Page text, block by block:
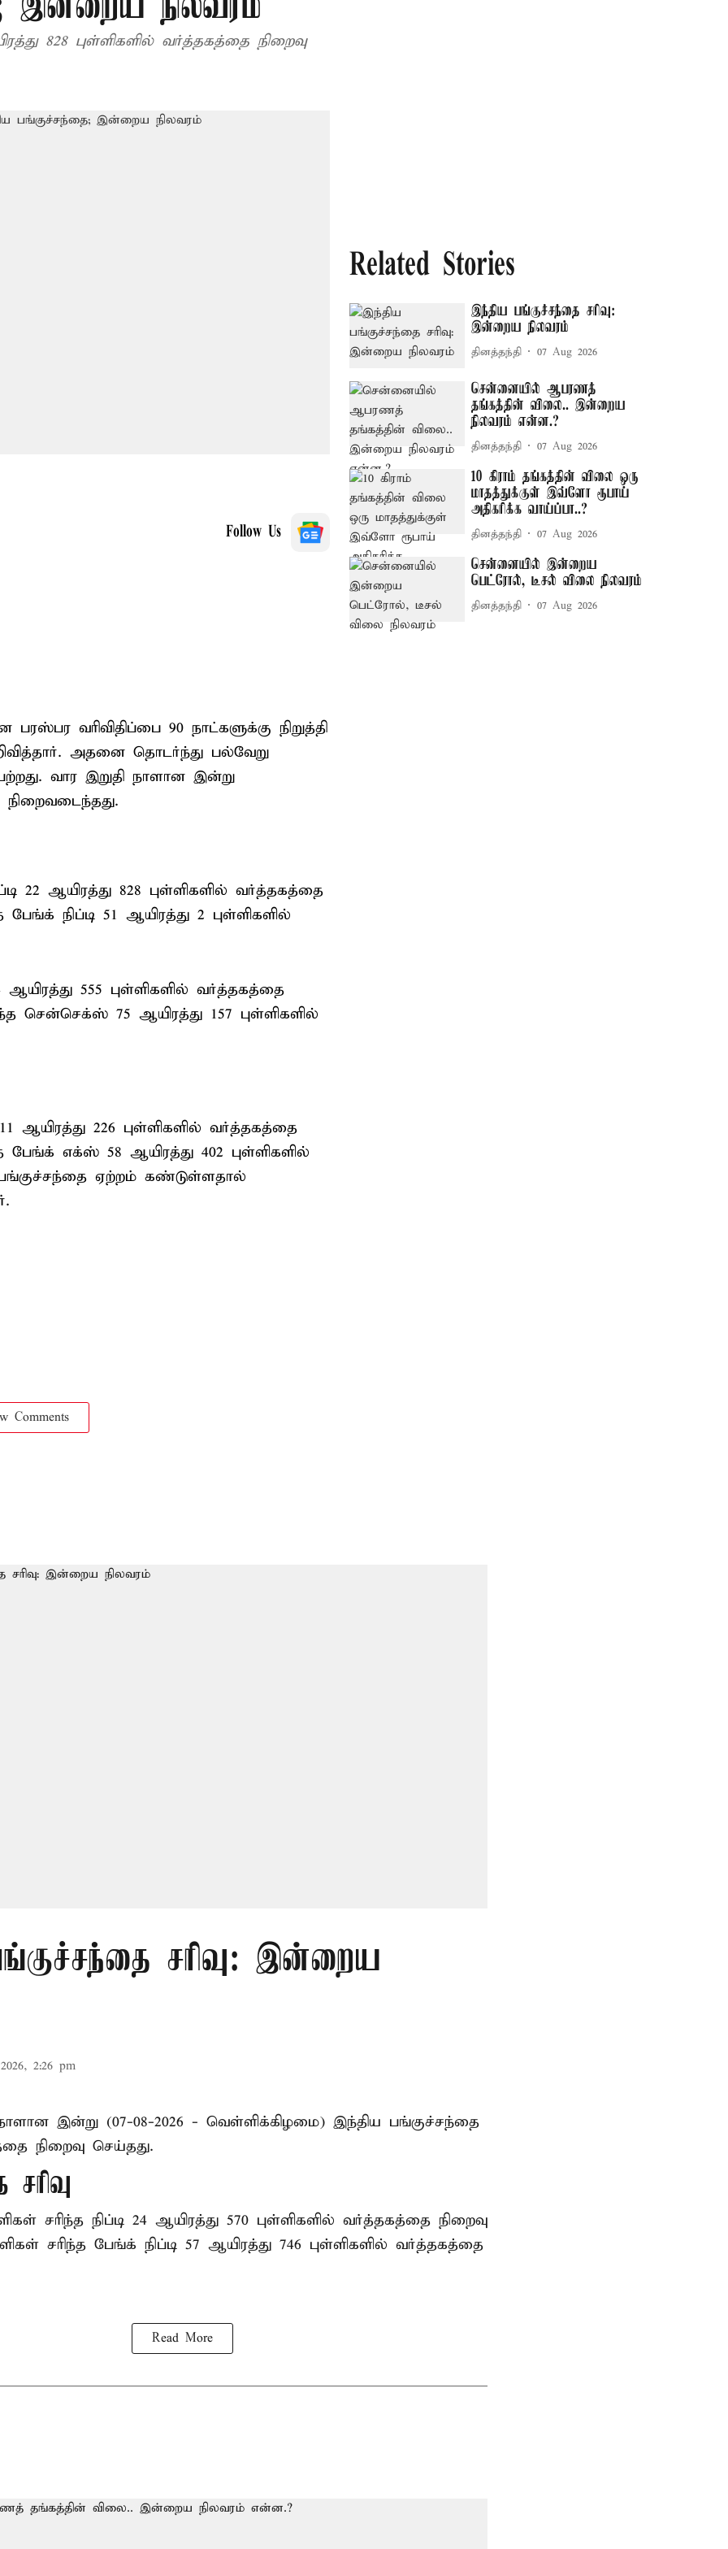
828 புள்ளிகளில் வர்த்தகத்தை நிறைவு
Follow Us
வரிவிதிப்பை 90 நாட்களுக்கு நிறுத்தி
அதனை தொடர்ந்து பல்வேறு
வார இறுதி நாளான இன்று
நிறைவடைந்தது.
22 ஆயிரத்து 828 புள்ளிகளில் வர்த்தகத்தை
நிப்டி 51 ஆயிரத்து 2 புள்ளிகளில்
ஆயிரத்து 555 புள்ளிகளில் வர்த்தகத்தை
சென்செக்ஸ் 75 ஆயிரத்து 157 புள்ளிகளில்
11 ஆயிரத்து 226 புள்ளிகளில் வர்த்தகத்தை
பேங்க் எக்ஸ் 58 ஆயிரத்து 402 புள்ளிகளில்
ஏற்றம் கண்டுள்ளதால்
Comments
Related Stories
இந்திய பங்குச்சந்தை சரிவு:
இன்றைய நிலவரம்
தினத்தந்தி 07 Aug 2026
சென்னையில் ஆபரணத்
தங்கத்தின் விலை.. இன்றைய
நிலவரம் என்ன.?
தினத்தந்தி 07 Aug 2026
10 கிராம் தங்கத்தின் விலை ஒரு
மாதத்துக்குள் இவ்ளோ ரூபாய்
அதிகரிக்க வாய்ப்பா..?
தினத்தந்தி 07 Aug 2026
சென்னையில் இன்றைய
பெட்ரோல், டீசல் விலை நிலவரம்
தினத்தந்தி 07 Aug 2026
சரிவு: இன்றைய
2:26 pm
இன்று (07-08-2026 - வெள்ளிக்கிழமை) இந்திய பங்குச்சந்தை
நிறைவு செய்தது.
சரிந்த நிப்டி 24 ஆயிரத்து 570 புள்ளிகளில் வர்த்தகத்தை நிறைவு
சரிந்த பேங்க் நிப்டி 57 ஆயிரத்து 746 புள்ளிகளில் வர்த்தகத்தை
Read More